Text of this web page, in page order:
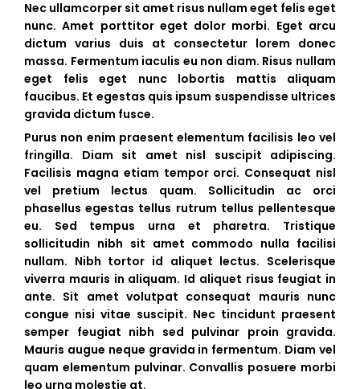
Nec ullamcorper sit amet risus nullam eget felis eget
nunc. Amet porttitor eget dolor morbi. Eget arcu
dictum varius duis at consectetur lorem donec
massa. Fermentum iaculis eu non diam. Risus nullam
eget felis eget nunc lobortis mattis aliquam
faucibus. Et egestas quis ipsum suspendisse ultrices
gravida dictum fusce.
Purus non enim praesent elementum facilisis leo vel
fringilla. Diam sit amet nisl suscipit adipiscing.
Facilisis magna etiam tempor orci. Consequat nisl
vel pretium lectus quam. Sollicitudin ac orci
phasellus egestas tellus rutrum tellus pellentesque
eu. Sed tempus urna et pharetra. Tristique
sollicitudin nibh sit amet commodo nulla facilisi
nullam. Nibh tortor id aliquet lectus. Scelerisque
viverra mauris in aliquam. Id aliquet risus feugiat in
ante. Sit amet volutpat consequat mauris nunc
congue nisi vitae suscipit. Nec tincidunt praesent
semper feugiat nibh sed pulvinar proin gravida.
Mauris augue neque gravida in fermentum. Diam vel
quam elementum pulvinar. Convallis posuere morbi
leo urna molestie at.
BERITA
TERKINI